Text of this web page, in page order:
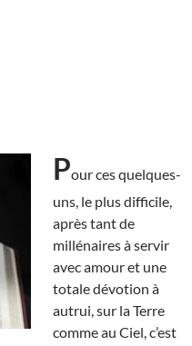
Pour ces quelques-
uns, le plus difficile,
après tant de
millénaires à servir
avec amour et une
totale dévotion à
autrui, sur la Terre
comme au Ciel, c’est